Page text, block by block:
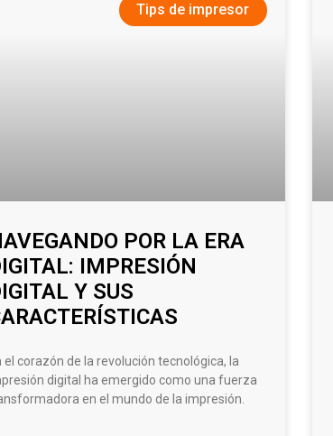
Tips de impresor
POR LA ERA
IMPRESIÓN
Y SUS
el corazón de la revolución tecnológica, la
digital ha emergido como una fuerza
en el mundo de la impresión.